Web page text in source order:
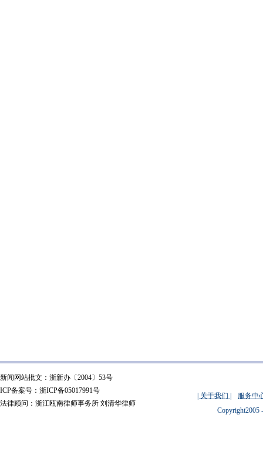
新闻网站批文：浙新办〔2004〕53号
ICP备案号：浙ICP备05017991号
法律顾问：浙江瓯南律师事务所 刘清华律师
| 关于我们 |
服务中
Copyright2005